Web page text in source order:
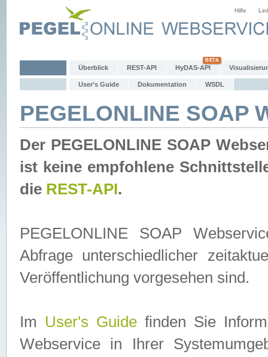
Hilfe
Überblick REST-API HyDAS-API
User's Guide Dokumentation WSDL
PEGELONLINE SOAP
Der PEGELONLINE SOAP
ist keine empfohlene
die REST-API.
PEGELONLINE SOAP
Abfrage unterschiedlicher
Veröffentlichung vorgesehen sind.
Im User's Guidefinden Sie
Webservice in Ihrer